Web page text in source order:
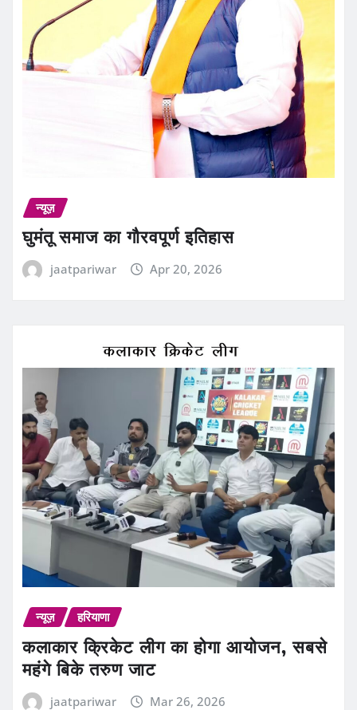
न्यूज़
घुमंतू समाज का गौरवपूर्ण इतिहास
jaatpariwar Apr 20, 2026
न्यूज़ हरियाणा
कलाकार क्रिकेट लीग का होगा आयोजन, सबसे
महंगे बिके तरुण जाट
jaatpariwar Mar 26, 2026